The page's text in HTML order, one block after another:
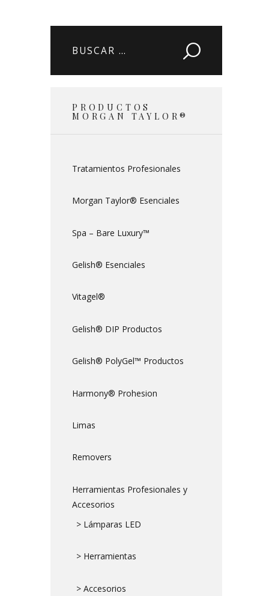
Buscar:
PRODUCTOS
MORGAN TAYLOR®
Tratamientos Profesionales
Morgan Taylor® Esenciales
Spa – Bare Luxury™
Gelish® Esenciales
Vitagel®
Gelish® DIP Productos
Gelish® PolyGel™ Productos
Harmony® Prohesion
Limas
Removers
Herramientas Profesionales y
Accesorios
> Lámparas LED
> Herramientas
> Accesorios